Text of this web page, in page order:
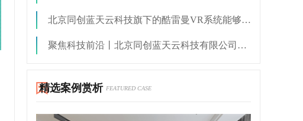
北京同创蓝天云科技旗下的酷雷曼VR系统能够用在哪些领域
聚焦科技前沿丨北京同创蓝天云科技有限公司荣获2021世界VR产业大会云峰会VR/AR创新奖
精选案例赏析 FEATURED CASE